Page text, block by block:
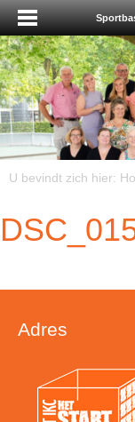
U bevindt zich hier:
Adres